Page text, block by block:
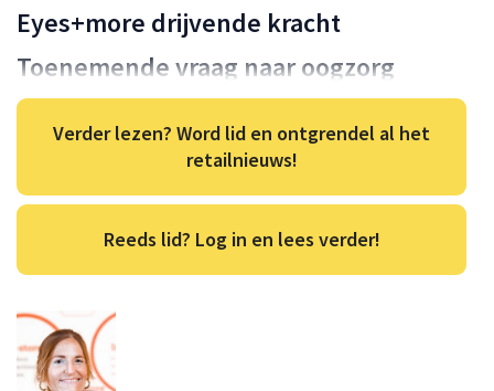
Eyes+more drijvende kracht
Toenemende vraag naar oogzorg
Verder lezen? Word lid en ontgrendel al het
retailnieuws!
Reeds lid? Log in en lees verder!